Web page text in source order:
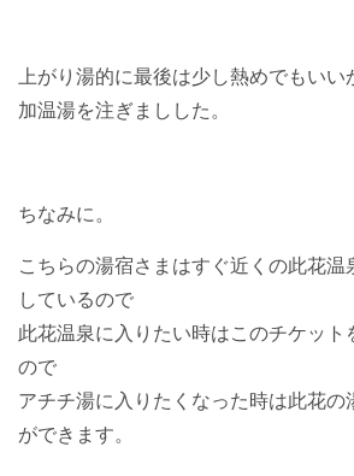
上がり湯的に最後は少し熱めでもいい
加温湯を注ぎましした。
ちなみに。
こちらの湯宿さまはすぐ近くの此花温
しているので
此花温泉に入りたい時はこのチケット
ので
アチチ湯に入りたくなった時は此花の
ができます。